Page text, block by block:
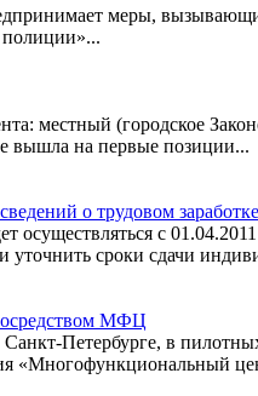
меры,
полиции»...
местный (городское
вышла на первые позиции...
о трудовом заработке
с
уточнить сроки сдачи
МФЦ
Петербурге, в
«Многофункциональный